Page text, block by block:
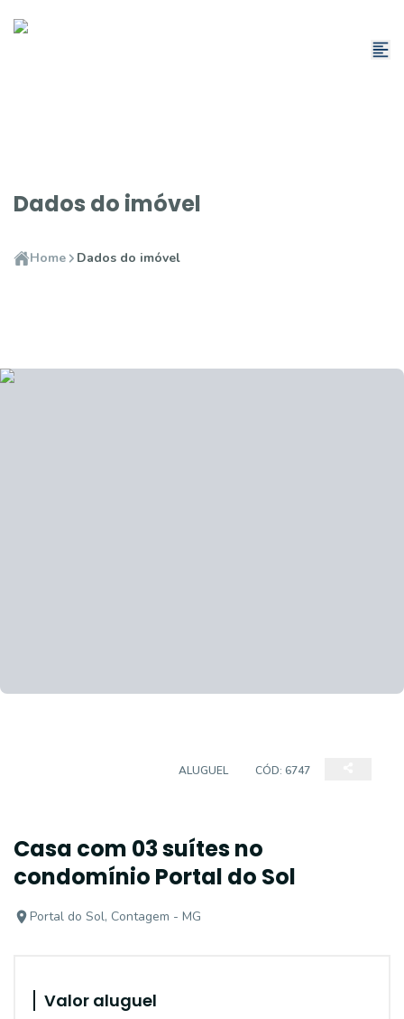
Dados do imóvel
Home Dados do imóvel
ALUGUEL CÓD: 6747
Casa com 03 suítes no
condomínio Portal do Sol
Portal do Sol, Contagem - MG
Valor aluguel